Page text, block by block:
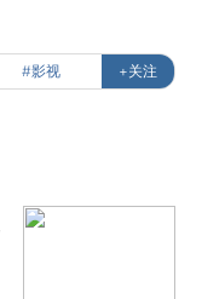
#影视 +关注